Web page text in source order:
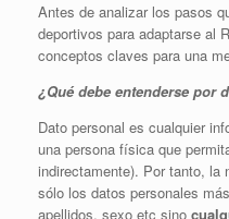
Antes de analizar los pasos
deportivos para adaptarse al
conceptos claves para una
¿Qué debe entenderse por
Dato personal es cualquier
una persona física que
indirectamente). Por tanto, la
sólo los datos personales
apellidos, sexo etc sino